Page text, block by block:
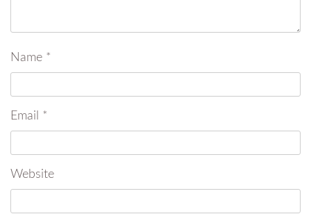
Name *
Email *
Website